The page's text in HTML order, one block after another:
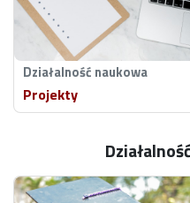
Działalność naukowa
Projekty